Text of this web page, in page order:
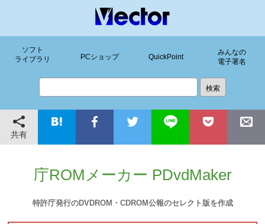
ソフト
ライブラリ
PCショップ QuickPoint
みんなの
電子署名
共有
庁ROMメーカー PDvdMaker
特許庁発行のDVDROM・CDROM公報のセレクト版を作成